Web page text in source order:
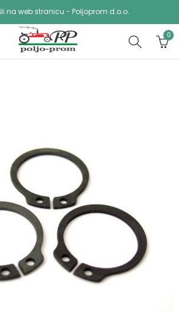
na web stranicu - Poljoprom d.o.o.
0